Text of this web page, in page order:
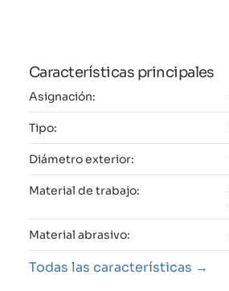
Características principales
Asignación:
Tipo:
Diámetro exterior:
Material de trabajo:
Material abrasivo:
Todas las características